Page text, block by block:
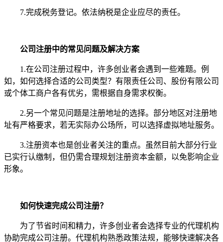
7.完成税务登记。依法纳税是企业应尽的责任。
公司注册中的常见问题及解决方案
1.在公司注册过程中，许多创业者会遇到一些难题。例
如，如何选择合适的公司类型？有限责任公司、股份有限公司
或个体工商户各有优劣，需根据自身需求权衡。
2.另一个常见问题是注册地址的选择。部分地区对注册地
址有严格要求，若无实际办公场所，可以选择虚拟地址服务。
3.注册资本也是创业者关注的重点。虽然目前大部分行业
已实行认缴制，但仍需合理规划注册资本金额，以免影响企业
形象。
如何快速完成公司注册？
为了节省时间和精力，许多创业者会选择专业的代理机构
协助完成公司注册。代理机构熟悉政策法规，能够快速解决各